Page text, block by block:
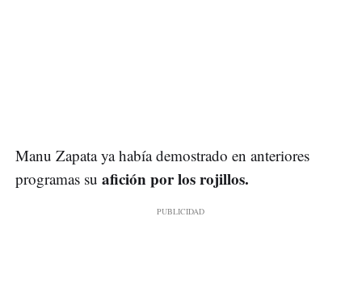
Manu Zapata ya había demostrado en anteriores
programas su afición por los rojillos.